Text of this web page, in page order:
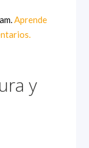
Aprende
y